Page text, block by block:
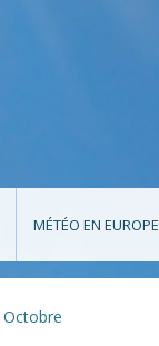
MÉTÉO EN EUROPE
Octobre